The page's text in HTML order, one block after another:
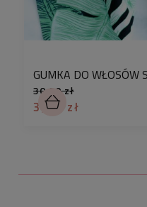
30,90 zł
3,90 zł